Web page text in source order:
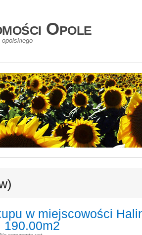
Opole
w miejscowości
190.00m2